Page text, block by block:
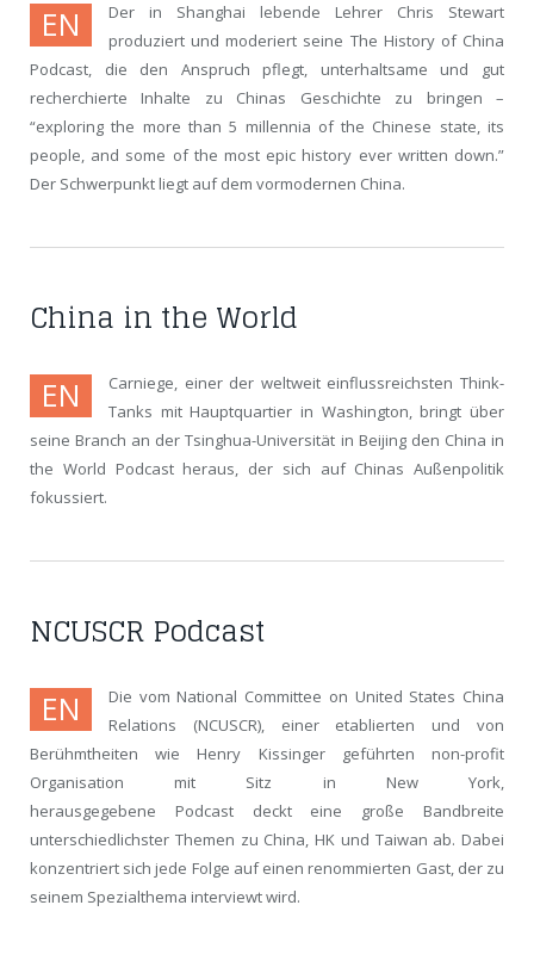
EN
Der in Shanghai lebende Lehrer Chris Stewart
produziert und moderiert seine The History of China
Podcast, die den Anspruch pflegt, unterhaltsame und gut
recherchierte Inhalte zu Chinas Geschichte zu bringen –
“exploring the more than 5 millennia of the Chinese state, its
people, and some of the most epic history ever written down.”
Der Schwerpunkt liegt auf dem vormodernen China.
China in the World
EN
Carniege, einer der weltweit einflussreichsten Think-
Tanks mit Hauptquartier in Washington, bringt über
seine Branch an der Tsinghua-Universität in Beijing den China in
the World Podcast heraus, der sich auf Chinas Außenpolitik
fokussiert.
NCUSCR Podcast
EN
Die vom National Committee on United States China
Relations (NCUSCR), einer etablierten und von
Berühmtheiten wie Henry Kissinger geführten non-profit
Organisation mit Sitz in New York,
herausgegebene Podcast deckt eine große Bandbreite
unterschiedlichster Themen zu China, HK und Taiwan ab. Dabei
konzentriert sich jede Folge auf einen renommierten Gast, der zu
seinem Spezialthema interviewt wird.